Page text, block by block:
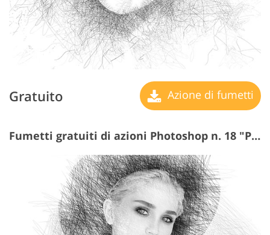
Gratuito Azione di fumetti
Fumetti gratuiti di azioni Photoshop n. 18 "Pencil"